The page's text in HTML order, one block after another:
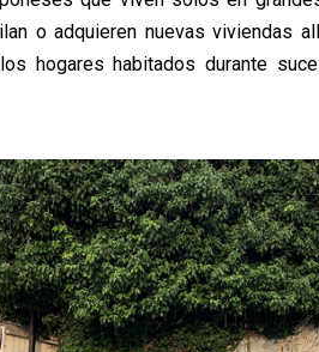
o adquieren nuevas viviendas
hogares habitados durante